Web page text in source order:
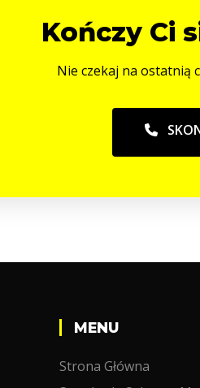
Kończy Ci
Nie czekaj na ostatnią
MENU
Strona Główna